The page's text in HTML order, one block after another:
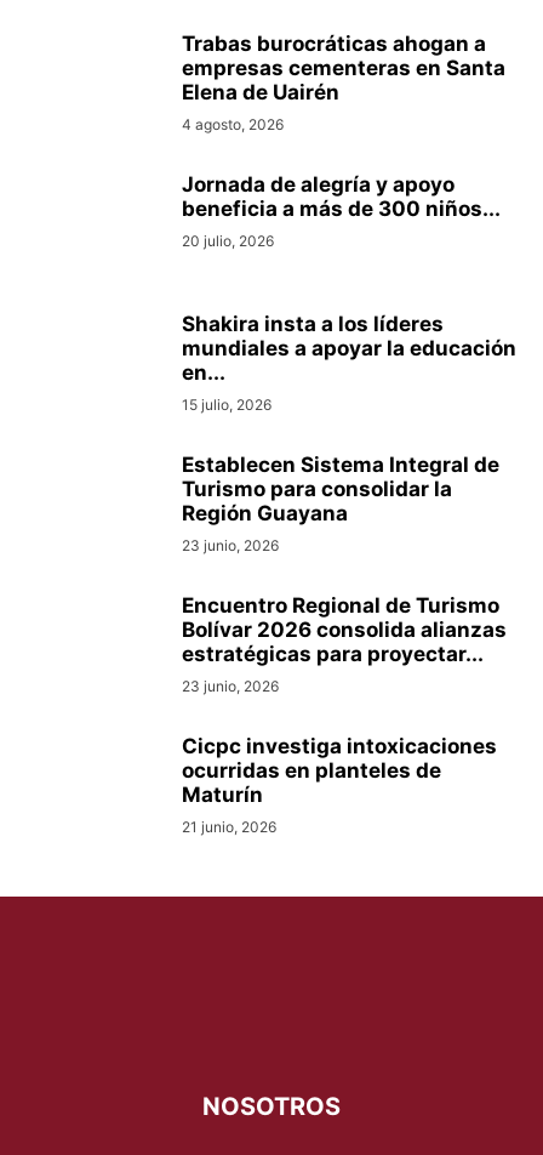
Trabas burocráticas ahogan a
empresas cementeras en Santa
Elena de Uairén
4 agosto, 2026
Jornada de alegría y apoyo
beneficia a más de 300 niños...
20 julio, 2026
Shakira insta a los líderes
mundiales a apoyar la educación
en...
15 julio, 2026
Establecen Sistema Integral de
Turismo para consolidar la
Región Guayana
23 junio, 2026
Encuentro Regional de Turismo
Bolívar 2026 consolida alianzas
estratégicas para proyectar...
23 junio, 2026
Cicpc investiga intoxicaciones
ocurridas en planteles de
Maturín
21 junio, 2026
NOSOTROS